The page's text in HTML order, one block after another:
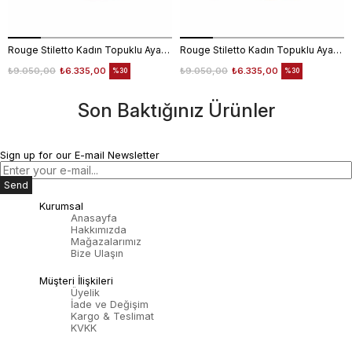
Rouge Stiletto Kadın Topuklu Ayakkabı 4924-02V8
₺6.335,00
₺9.050,00 %30
Rouge Stiletto Kadın Topuklu Ayakkabı 4924-02V8
₺6.335,00
₺9.050,00 %30
Son Baktığınız Ürünler
Sign up for our E-mail Newsletter
Send
Kurumsal
Anasayfa
Hakkımızda
Mağazalarımız
Bize Ulaşın
Müşteri İlişkileri
Üyelik
İade ve Değişim
Kargo & Teslimat
KVKK